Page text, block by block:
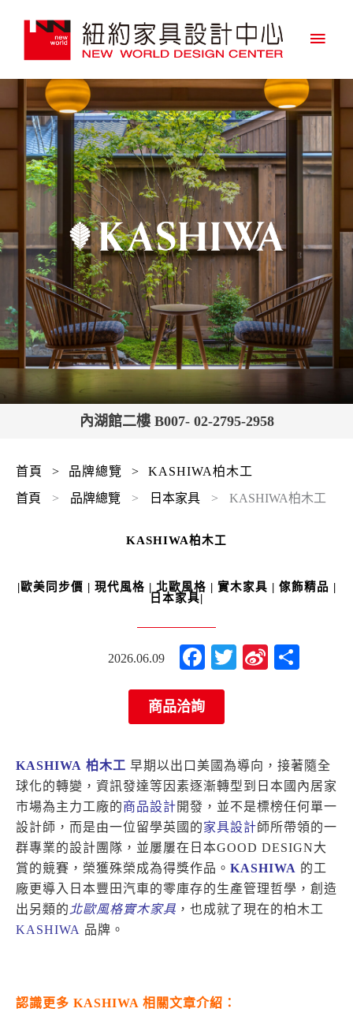
選
單
內湖館二樓 B007- 02-2795-2958
首頁 > 品牌總覽 >
KASHIWA柏木工
首頁
> 品牌總覽 > 日本家具 > KASHIWA柏木工
KASHIWA柏木工
|歐美同步價 | 現代風格 | 北歐風格 | 實木家具 | 傢飾精品 |
日本家具|
2026.06.09 Facebook
Twitter
Sina
商品洽詢
KASHIWA 柏木工 早期以出口美國為導向，接著隨全
球化的轉變，資訊發達等因素逐漸轉型到日本國內居家
市場為主力工廠的商品設計開發，並不是標榜任何單一
設計師，而是由一位留學英國的家具設計師所帶領的一
群專業的設計團隊，並屢屢在日本GOOD DESIGN大
賞的競賽，榮獲殊榮成為得獎作品。 KASHIWA 的工
廠更導入日本豐田汽車的零庫存的生產管理哲學，創造
出另類的 北歐風格實木家具 ，也成就了現在的柏木工
KASHIWA 品牌。
認識更多 KASHIWA 相關文章介紹：